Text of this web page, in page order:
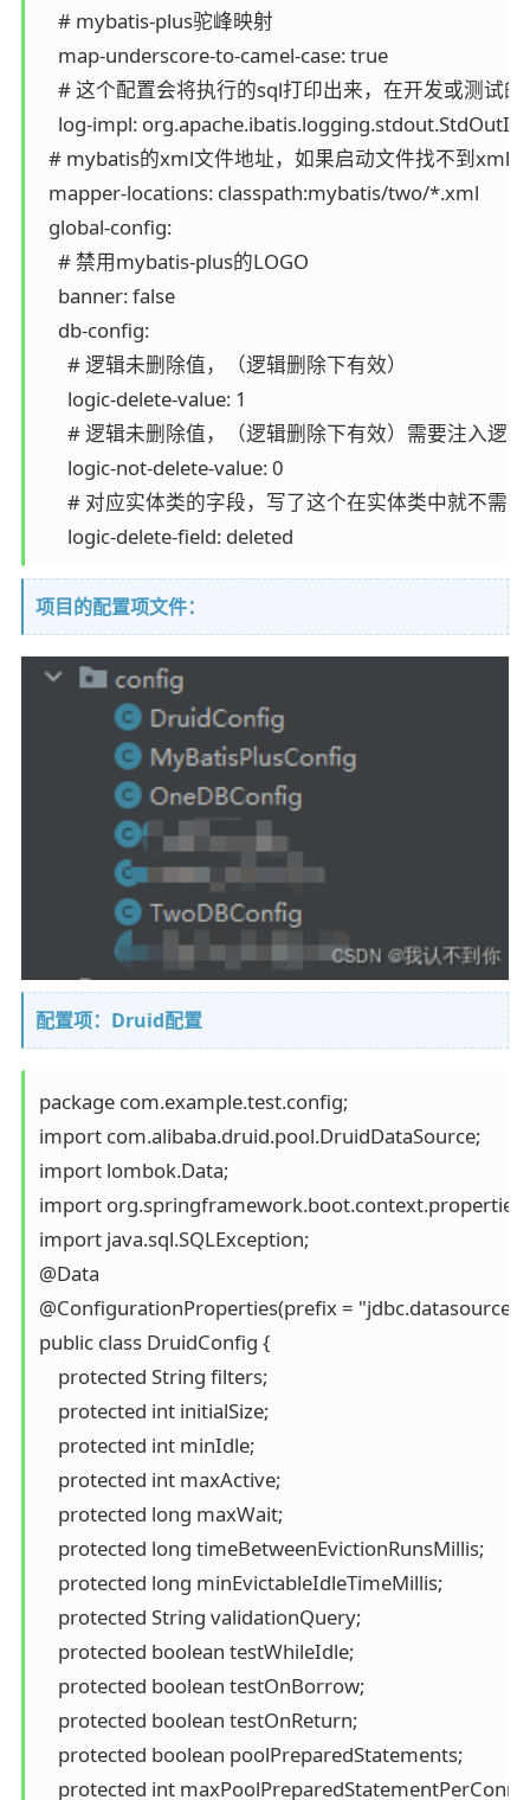
    # mybatis-plus驼峰映射
    map-underscore-to-camel-case: true
# 这个配置会将执行的sql打印出来，在开发或测试
log-impl:
# mybatis的xml文件地址，如果启动文件找不到xml
  mapper-locations: classpath:mybatis/two/*.xml
  global-config:
    # 禁用mybatis-plus的LOGO
    banner: false
    db-config:
      # 逻辑未删除值，（逻辑删除下有效）
      logic-delete-value: 1
# 逻辑未删除值，（逻辑删除下有效）需要注入
      logic-not-delete-value: 0
# 对应实体类的字段，写了这个在实体类中就不需
      logic-delete-field: deleted
项目的配置项文件：
配置项：Druid配置
package com.example.test.config;
import com.alibaba.druid.pool.DruidDataSource;
import lombok.Data;
import
import java.sql.SQLException;
@Data
@ConfigurationProperties(prefix =
public class DruidConfig {
    protected String filters;
    protected int initialSize;
    protected int minIdle;
    protected int maxActive;
    protected long maxWait;
    protected long timeBetweenEvictionRunsMillis;
    protected long minEvictableIdleTimeMillis;
    protected String validationQuery;
    protected boolean testWhileIdle;
    protected boolean testOnBorrow;
    protected boolean testOnReturn;
    protected boolean poolPreparedStatements;
protected int